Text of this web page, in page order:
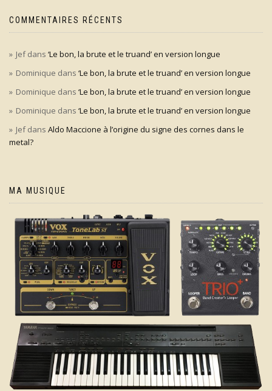
COMMENTAIRES RÉCENTS
Jefdans ‘Le bon, la brute et le truand’ en version longue
Dominique dans ‘Le bon, la brute et le truand’ en version longue
Dominique dans ‘Le bon, la brute et le truand’ en version longue
Dominique dans ‘Le bon, la brute et le truand’ en version longue
Jefdans Aldo Maccione à l’origine du signe des cornes dans le
metal?
MA MUSIQUE